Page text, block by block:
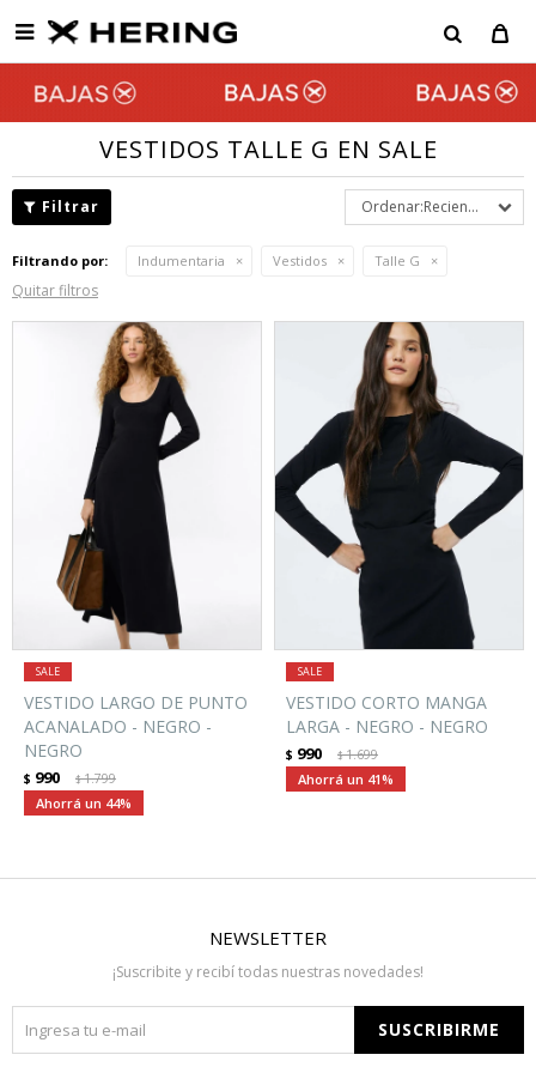

VESTIDOS TALLE G EN SALE
Recientes
Filtrando por: Indumentaria Vestidos Talle G
Quitar filtros
VESTIDO LARGO DE PUNTO
ACANALADO - NEGRO -
NEGRO
$ 990 $1.799
44
VESTIDO CORTO MANGA
LARGA - NEGRO - NEGRO
$ 990 $1.699
41
NEWSLETTER
¡Suscribite y recibí todas nuestras novedades!
SUSCRIBIRME